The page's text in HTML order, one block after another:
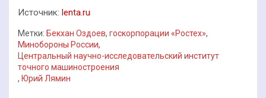
Источник: lenta.ru
Метки: Бекхан Оздоев, госкорпорации «Ростех»,
Минобороны России,
Центральный научно-исследовательский институт
точного машиностроения
, Юрий Лямин